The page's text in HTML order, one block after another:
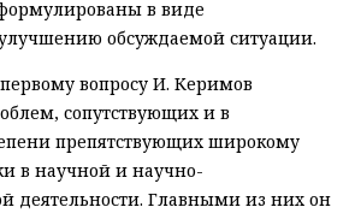
в виде
обсуждаемой ситуации.
вопросу И. Керимов
сопутствующих и в
препятствующих широкому
в научной и научно-
деятельности. Главными из них он